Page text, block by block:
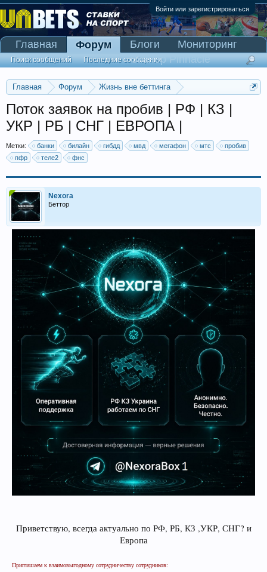
Войти или зарегистрироваться
Главная Форум
Жизнь вне беттинга
Поток заявок на пробив | РФ | КЗ |
УКР | РБ | СНГ | ЕВРОПА |
Метки: банки билайн гибдд мвд мегафон мтс
пробив
пфр
теле2 фнс
Nexora
Беттор
Приветствую, всегда актуально по РФ, РБ, КЗ ,УКР, СНГ? и
Европа​
Приглашаем к взаимовыгодному сотрудничеству сотрудников:
Главная Форум
Поиск сообщений Последние сообщения
Блоги
Мониторинг
Сканер Pinnacle